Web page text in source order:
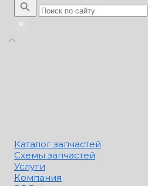
Каталог запчастей
Схемы запчастей
Услуги
Компания